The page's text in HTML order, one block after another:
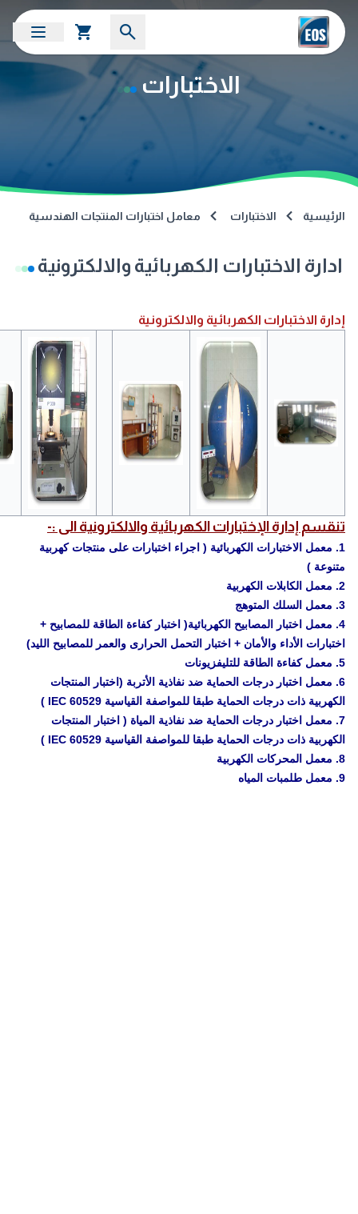
الاختبارات
الرئيسية الاختبارات معامل اختبارات المنتجات الهندسية
ادارة الاختبارات الكهربائية والالكترونية
إدارة الاختبارات الكهربائية والالكترونية
تنقسم إدارة الإختبارات الكهربائية والالكترونية الى :-
1. معمل الاختبارات الكهربائية ( اجراء اختبارات على منتجات كهربية
متنوعة )
2. معمل الكابلات الكهربية
3. معمل السلك المتوهج
4. معمل اختبار المصابيح الكهربائية( اختبار كفاءة الطاقة للمصابيح +
اختبارات الأداء والأمان + اختبار التحمل الحرارى والعمر للمصابيح الليد)
5. معمل كفاءة الطاقة للتليفزيونات
6. معمل اختبار درجات الحماية ضد نفاذية الأتربة (اختبار المنتجات
الكهربية ذات درجات الحماية طبقا للمواصفة القياسية IEC 60529 )
7. معمل اختبار درجات الحماية ضد نفاذية المياة ( اختبار المنتجات
الكهربية ذات درجات الحماية طبقا للمواصفة القياسية IEC 60529 )
8. معمل المحركات الكهربية
9. معمل طلمبات المياه